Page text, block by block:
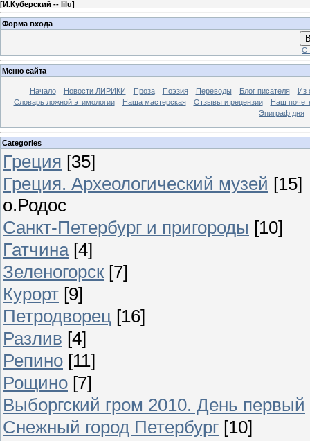
[И.Куберский -- lilu]
Форма входа
Меню сайта
Начало Новости ЛИРИКИ Проза Поэзия Переводы Блог писателя
Из
Словарь ложной этимологии
Наша мастерская Отзывы и рецензии
Наш
Эпиграф дня
Categories
Греция [35]
Греция. Археологический музей [15]
о.Родос
Санкт-Петербург и пригороды [10]
Гатчина [4]
Зеленогорск [7]
Курорт [9]
Петродворец [16]
Разлив [4]
Репино [11]
Рощино [7]
Выборгский гром 2010. День первый
Снежный город Петербург [10]